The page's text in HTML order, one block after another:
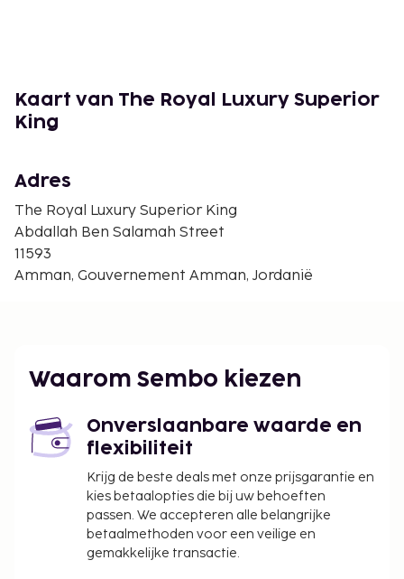
Kaart van The Royal Luxury Superior
King
Adres
The Royal Luxury Superior King
Abdallah Ben Salamah Street
11593
Amman, Gouvernement Amman, Jordanië
Waarom Sembo kiezen
Onverslaanbare waarde en
flexibiliteit
Krijg de beste deals met onze prijsgarantie en
kies betaalopties die bij uw behoeften
passen. We accepteren alle belangrijke
betaalmethoden voor een veilige en
gemakkelijke transactie.